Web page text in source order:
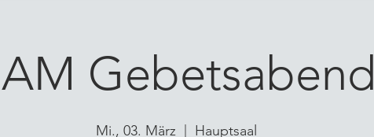
Gebetsabend
Mi., 03. März
  |
Hauptsaal